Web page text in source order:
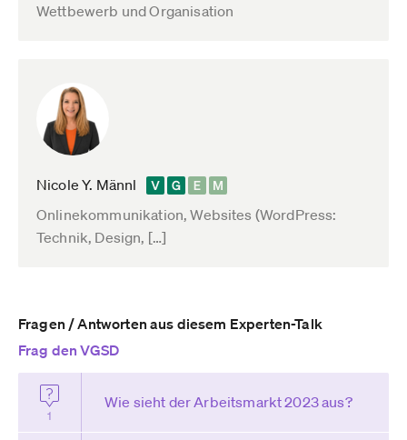
Wettbewerb und Organisation
Nicole Y. Männl
Onlinekommunikation, Websites (WordPress:
Technik, Design, […]
Fragen / Antworten aus diesem Experten-Talk
Frag den VGSD
1
Wie sieht der Arbeitsmarkt 2023 aus?